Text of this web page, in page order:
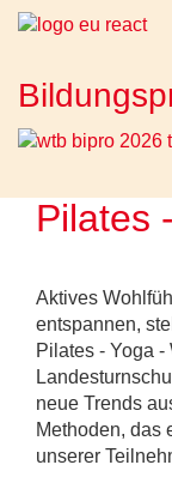
Pilates
Aktives
entspannen,
Pilates - Yoga
neue Trends
Methoden, das
unserer